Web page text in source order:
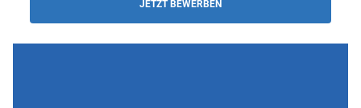
JETZT BEWERBEN